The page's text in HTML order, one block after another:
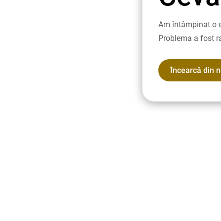
Am întâmpinat o
Problema a fost
Încearcă din